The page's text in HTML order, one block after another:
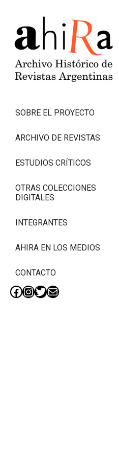
SOBRE EL PROYECTO
ARCHIVO DE REVISTAS
ESTUDIOS CRÍTICOS
OTRAS COLECCIONES
DIGITALES
INTEGRANTES
AHIRA EN LOS MEDIOS
CONTACTO
Facebook
Instagram
Twitter
Mail